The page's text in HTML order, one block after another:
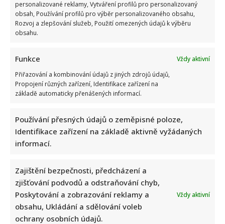
personalizované reklamy, Vytváření profilů pro personalizovaný
obsah, Používání profilů pro výběr personalizovaného obsahu,
Rozvoj a zlepšování služeb, Použití omezených údajů k výběru
obsahu.
Funkce
Vždy aktivní
Přiřazování a kombinování údajů z jiných zdrojů údajů,
Propojení různých zařízení, Identifikace zařízení na
základě automaticky přenášených informací.
Používání přesných údajů o zeměpisné poloze,
Identifikace zařízení na základě aktivně vyžádaných
informací.
Zajištění bezpečnosti, předcházení a
zjišťování podvodů a odstraňování chyb,
Poskytování a zobrazování reklamy a
obsahu, Ukládání a sdělování voleb
ochrany osobních údajů.
Vždy aktivní